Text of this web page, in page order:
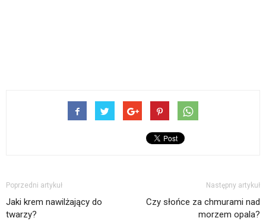
Poprzedni artykuł
Jaki krem nawilżający do
twarzy?
Następny artykuł
Czy słońce za chmurami nad
morzem opala?